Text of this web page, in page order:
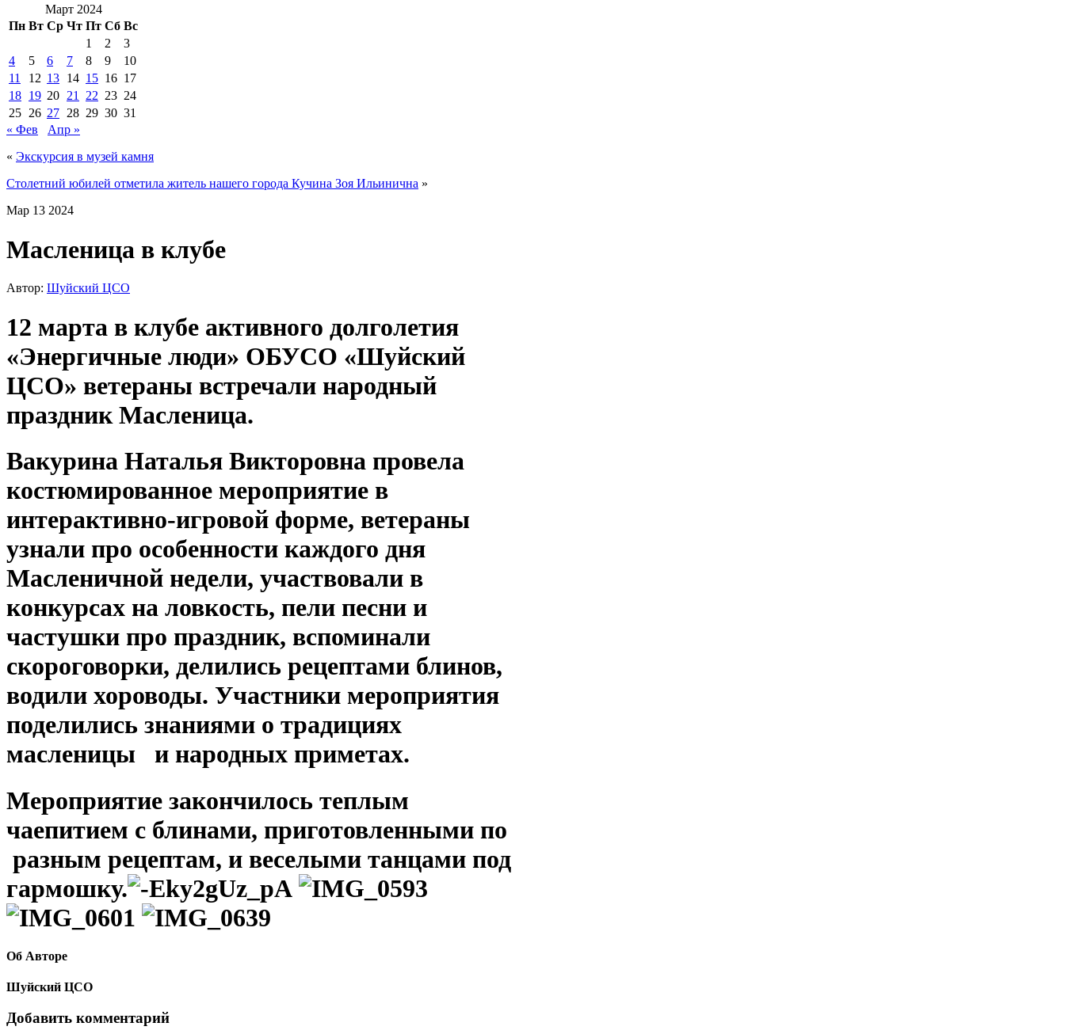
Март 2024
Пн Вт Ср Чт Пт Сб Вс
1
2
3
4
5 6 7 8 9
10
11
12 13 14 15 16 17
18 19 20 21 22 23 24
25 26 27 28 29 30 31
« Фев
Апр »
« Экскурсия в музей камня
Столетний юбилей отметила житель нашего города Кучина Зоя Ильинична »
Мар 13 2024
Масленица в клубе
Автор: Шуйский ЦСО
12 марта в клубе активного долголетия
«Энергичные люди» ОБУСО «Шуйский
ЦСО» ветераны встречали народный
праздник Масленица.
Вакурина Наталья Викторовна провела
костюмированное мероприятие в
интерактивно-игровой форме, ветераны
узнали про особенности каждого дня
Масленичной недели, участвовали в
конкурсах на ловкость, пели песни и
частушки про праздник, вспоминали
скороговорки, делились рецептами блинов,
водили хороводы. Участники мероприятия
поделились знаниями о традициях
масленицы и народных приметах.
Мероприятие закончилось теплым
чаепитием с блинами, приготовленными по
разным рецептам, и веселыми танцами под
гармошку.
Об Авторе
Шуйский ЦСО
Добавить комментарий